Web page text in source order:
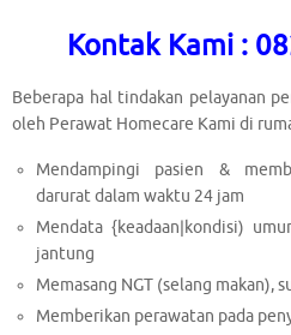
Kontak Kami :
Beberapa hal tindakan pelayanan
oleh Perawat Homecare Kami di
Mendampingi pasien &
darurat dalam waktu 24 jam
Mendata {keadaan|kondisi)
jantung
Memasang NGT (selang makan),
Memberikan perawatan pada